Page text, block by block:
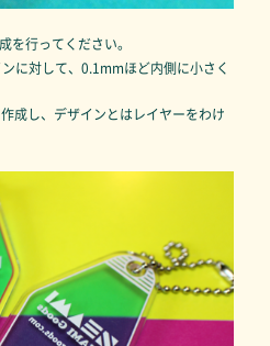
行ってください。
に対して、0.1mmほど内側に小さく
成し、デザインとはレイヤーをわけ